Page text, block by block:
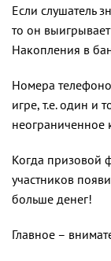
Если слушатель
то он
Накопления в
Номера
игре, т.е. один и
неограниченное
Когда призовой
участников
больше денег!
Главное –